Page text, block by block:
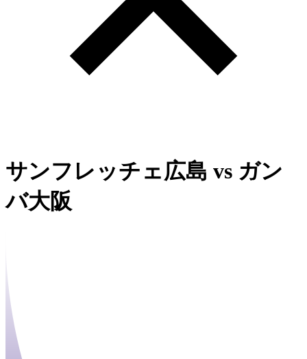
サンフレッチェ広島 vs ガン
バ大阪